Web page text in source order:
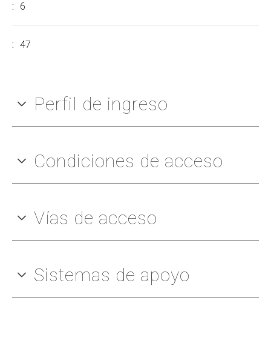
6
47
Perfil de ingreso
Condiciones de acceso
Vías de acceso
Sistemas de apoyo